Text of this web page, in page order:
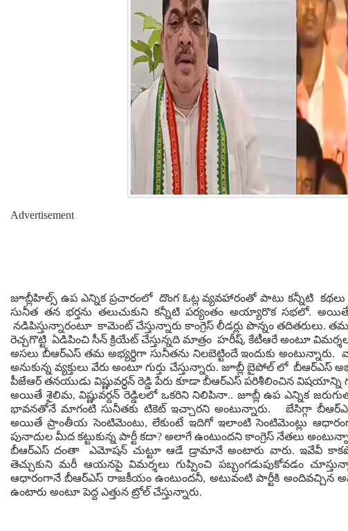
Advertisement
జూబ్లీహిల్స్ ఉప ఎన్నిక ప్రచారంలో దొంగ ఓట్ల వ్య‌వ‌హారంతో పాటు క‌న్నీటి
సునీత త‌న భ‌ర్త‌ను త‌లుచుకుని క‌న్నీటి ప‌ర్యంతం అయ్యారొక స‌భ‌లో.
నడిపిస్తున్న‌ారంటూ కామెంట్ చేస్తున్నారు కాంగ్రెస్ లీడ‌ర్లు పొన్నం
రెచ్చ‌గొట్టి ఏడిపించి సీన్ క్రియేట్ చేస్తున్నది మాత్రం హ‌రీష్, కేటీఆరే అంటూ
అస‌లు బీఆర్ఎస్ త‌మ అభ్య‌ర్ధిగా సునీత‌ను నిలబెట్టిందే ఇందుకు
అనుకున్న వ్యక్తులు వేరు అంటూ గుర్తు చేస్తున్నారు. జూబ్లీ బైపోల్ లో
పీజేఆర్ త‌న‌యుడు విష్ణువ‌ర్ధ‌న్ రెడ్డి పేరు కూడా బీఆర్ఎస్ పరిశీలించిన విషయాన్ని
అయితే శైలిమ, విష్ణువర్దన్ రెడ్డిలలో ఒకరిని నిలిపినా.. జూబ్లీ ఉప ఎన్నిక
భావనతోనే మాగంటి సునీతకు టికెట్ ఇచ్చారని అంటున్నారు. బేసిగ్గా
అయితే ప్రాంతీయ సెంటిమెంటు, లేకుంటే ఇదిగో ఇలాంటి సెంటిమెంట్లు
పునాదుల మీద క‌ట్టుకున్న పార్టీ క‌దా? అలాగే ఉంటుంద‌ని కాంగ్రెస్ నేతలు
బీఆర్ఎస్ దంతా ఎమోష‌న్ చుట్టూ ఆడే డ్రామానే అంటారు వారు. ఇవేవీ కాకపోతే..
తెచ్చుకుని మరీ ఆయనపై విమర్శలు గుప్పించి పబ్బంగడుపుకోవడం
ఆధారంగానే బీఆర్ఎస్ రాజకీయం ఉంటుందనీ, అటువంటి పార్టీకి అందివ‌చ్చిన
ఉంటారు అంటూ పెద్ద ఎత్తున ట్రోల్ చేస్తున్నారు.